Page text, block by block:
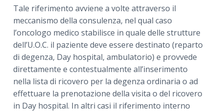
Tale riferimento avviene a volte attraverso il
meccanismo della consulenza, nel qual caso
l’oncologo medico stabilisce in quale delle strutture
dell’U.O.C. il paziente deve essere destinato (reparto
di degenza, Day hospital, ambulatorio) e provvede
direttamente e contestualmente all’inserimento
nella lista di ricovero per la degenza ordinaria o ad
effettuare la prenotazione della visita o del ricovero
in Day hospital. In altri casi il riferimento interno